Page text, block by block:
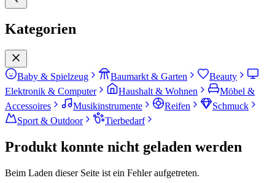
Kategorien
Baby & Spielzeug Baumarkt & Garten
Beauty
Elektronik & Computer
Haushalt & Wohnen
Möbel &
Accessoires
Musikinstrumente Reifen
Schmuck
Sport & Outdoor
Tierbedarf
Produkt konnte nicht geladen werden
Beim Laden dieser Seite ist ein Fehler aufgetreten.